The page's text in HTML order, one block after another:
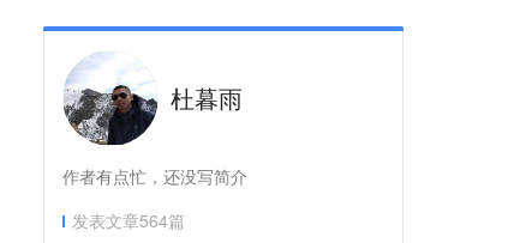
杜暮雨
作者有点忙，还没写简介
发表文章564篇